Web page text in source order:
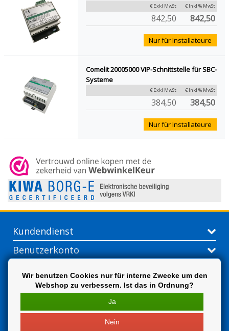
€ Exkl MwSt € Inkl % MwSt
842,50 842,50
Nur für Installateure
Comelit 20005000 VIP-Schnittstelle für SBC-
Systeme
€ Exkl MwSt € Inkl % MwSt
384,50 384,50
Nur für Installateure
Kundendienst
Benutzerkonto
Extra
Wir benutzen Cookies nur für interne Zwecke um den
Webshop zu verbessern. Ist das in Ordnung?
Ja
Nein